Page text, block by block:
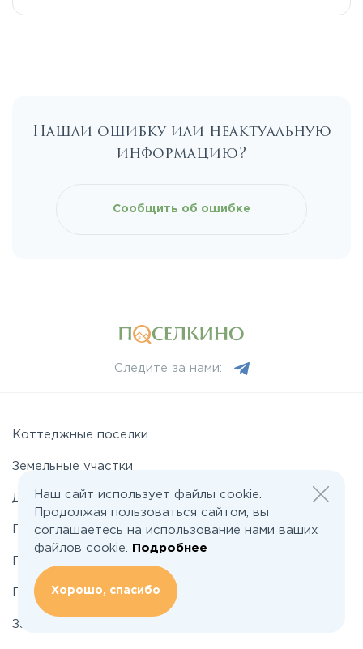
Каширское
Новорижское
Носовихинское
Нашли ошибку или неактуальную
информацию?
Сообщить об ошибке
Следите за нами:
Коттеджные поселки
Земельные участки
Дома
Подряды домов
Промышленные участки
Застройщикам
Наш сайт использует файлы cookie.
Продолжая пользоваться сайтом, вы
соглашаетесь на использование нами ваших
файлов cookie.
Подробнее
Хорошо, спасибо